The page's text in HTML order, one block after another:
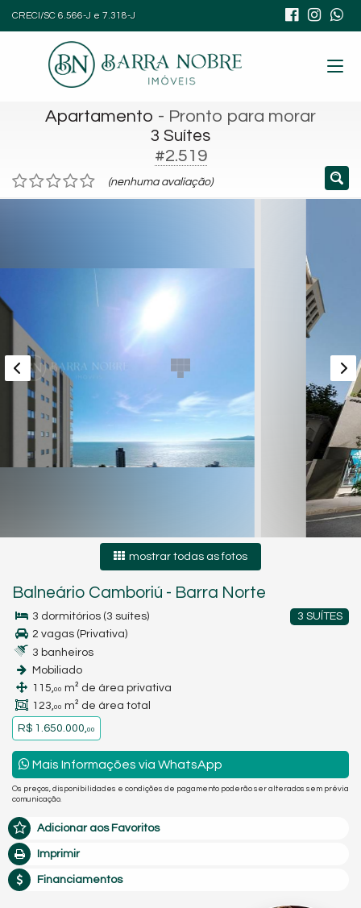
CRECI/SC 6.566-J e 7.318-J
Apartamento - Pronto para morar
3 Suítes
#2.519
(nenhuma avaliação)
mostrar todas as fotos
Balneário Camboriú - Barra Norte
3 SUÍTES
3 dormitórios (3 suítes)
2 vagas (Privativa)
3 banheiros
Mobiliado
115,00 m² de área privativa
123,00 m² de área total
R$ 1.650.000,00
Mais Informações via WhatsApp
Os preços, disponibilidades e condições de pagamento poderão ser alterados sem prévia
comunicação.
Adicionar aos Favoritos
Imprimir
Financiamentos